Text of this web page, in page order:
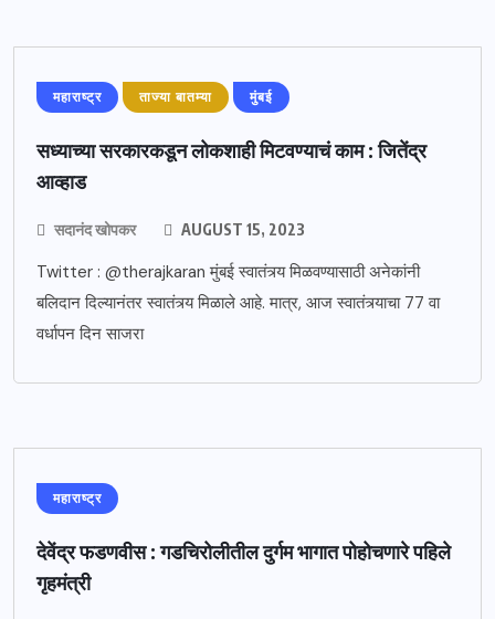
महाराष्ट्र ताज्या बातम्या मुंबई
सध्याच्या सरकारकडून लोकशाही मिटवण्याचं काम : जितेंद्र
आव्हाड
सदानंद खोपकर AUGUST 15, 2023
Twitter : @therajkaran मुंबई स्वातंत्र्य मिळवण्यासाठी अनेकांनी
बलिदान दिल्यानंतर स्वातंत्र्य मिळाले आहे. मात्र, आज स्वातंत्र्याचा 77 वा
वर्धापन दिन साजरा
महाराष्ट्र
देवेंद्र फडणवीस : गडचिरोलीतील दुर्गम भागात पोहोचणारे पहिले
गृहमंत्री